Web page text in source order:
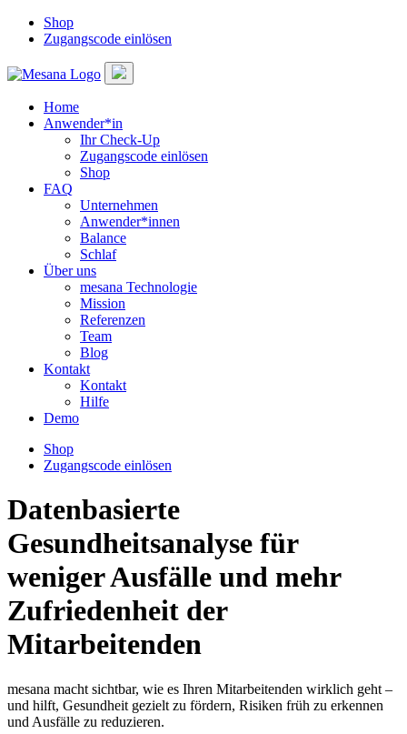
Shop
Zugangscode einlösen
Home
Anwender*in
Ihr Check-Up
Zugangscode einlösen
Shop
FAQ
Unternehmen
Anwender*innen
Balance
Schlaf
Über uns
mesana Technologie
Mission
Referenzen
Team
Blog
Kontakt
Kontakt
Hilfe
Demo
Shop
Zugangscode einlösen
Datenbasierte
Gesundheitsanalyse für
weniger Ausfälle und mehr
Zufriedenheit der
Mitarbeitenden
mesana macht sichtbar, wie es Ihren Mitarbeitenden wirklich geht –
und hilft, Gesundheit gezielt zu fördern, Risiken früh zu erkennen
und Ausfälle zu reduzieren.